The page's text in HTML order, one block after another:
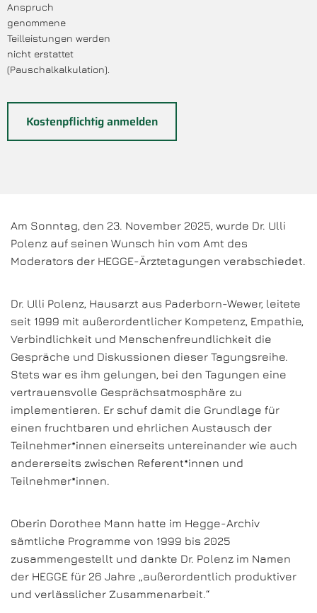
Anspruch
genommene
Teilleistungen werden
nicht erstattet
(Pauschalkalkulation).
Am Sonntag, den 23. November 2025, wurde Dr. Ulli
Polenz auf seinen Wunsch hin vom Amt des
Moderators der HEGGE-Ärztetagungen verabschiedet.
Dr. Ulli Polenz, Hausarzt aus Paderborn-Wewer, leitete
seit 1999 mit außerordentlicher Kompetenz, Empathie,
Verbindlichkeit und Menschenfreundlichkeit die
Gespräche und Diskussionen dieser Tagungsreihe.
Stets war es ihm gelungen, bei den Tagungen eine
vertrauensvolle Gesprächsatmosphäre zu
implementieren. Er schuf damit die Grundlage für
einen fruchtbaren und ehrlichen Austausch der
Teilnehmer*innen einerseits untereinander wie auch
andererseits zwischen Referent*innen und
Teilnehmer*innen.
Oberin Dorothee Mann hatte im Hegge-Archiv
sämtliche Programme von 1999 bis 2025
zusammengestellt und dankte Dr. Polenz im Namen
der HEGGE für 26 Jahre „außerordentlich produktiver
und verlässlicher Zusammenarbeit.“